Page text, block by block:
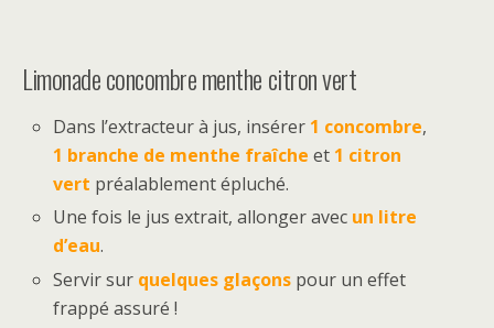
Limonade concombre menthe citron vert
Dans l’extracteur à jus, insérer 1 concombre,
1 branche de menthe fraîche et 1 citron
vert préalablement épluché.
Une fois le jus extrait, allonger avec un litre
d’eau.
Servir sur quelques glaçons pour un effet
frappé assuré !